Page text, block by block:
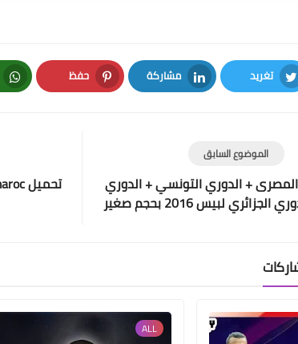
تغريد
Twitter
مشاركة
LinkedIn
حفظ
Pinterest
الموضوع السابق
+ الدوري التونسي + الدوري
المغربي + الدوري الجزائري لبيس 2016 بحجم صغير
Arab Revolution Patch PES
ALL